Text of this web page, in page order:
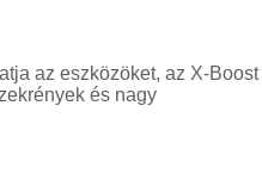
az eszközöket, az X-Boost
és nagy